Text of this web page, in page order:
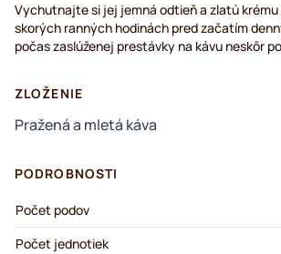
Vychutnajte si jej jemná odtieň a zlatú krému
skorých ranných hodinách pred začatím
počas zaslúženej prestávky na kávu neskôr
ZLOŽENIE
Pražená a mletá káva
PODROBNOSTI
Počet podov
Počet jednotiek